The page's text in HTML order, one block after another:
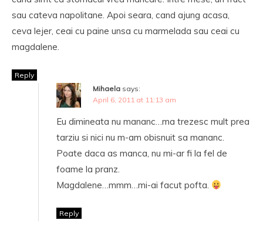
sau cateva napolitane. Apoi seara, cand ajung acasa,
ceva lejer, ceai cu paine unsa cu marmelada sau ceai cu
magdalene.
Reply
Mihaela says:
April 6, 2011 at 11:13 am
Eu dimineata nu mananc…ma trezesc mult prea
tarziu si nici nu m-am obisnuit sa mananc.
Poate daca as manca, nu mi-ar fi la fel de
foame la pranz.
Magdalene…mmm…mi-ai facut pofta.
Reply